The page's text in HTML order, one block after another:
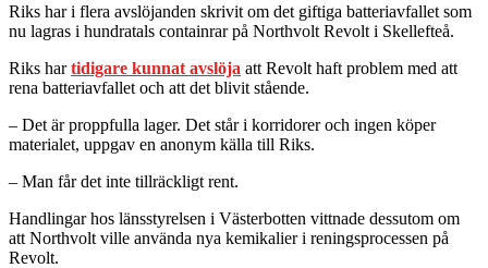
Riks har i flera avslöjanden skrivit om det giftiga batteriavfallet som
nu lagras i hundratals containrar på Northvolt Revolt i Skellefteå.
Riks hartidigare kunnat avslöja att Revolt haft problem med att
rena batteriavfallet och att det blivit stående.
– Det är proppfulla lager. Det står i korridorer och ingen köper
materialet, uppgav en anonym källa till Riks.
– Man får det inte tillräckligt rent.
Handlingar hos länsstyrelsen i Västerbotten vittnade dessutom om
att Northvolt ville använda nya kemikalier i reningsprocessen på
Revolt.